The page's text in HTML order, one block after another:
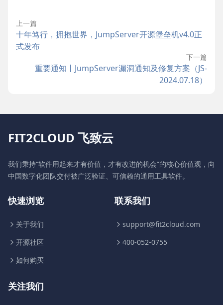
上一篇
十年笃行，拥抱世界，JumpServer开源堡垒机v4.0正
式发布
下一篇
重要通知丨JumpServer漏洞通知及修复方案（JS-
2024.07.18）
FIT2CLOUD 飞致云
我们秉持“软件用起来才有价值，才有改进的机会”的核心价值观，向
中国数字化团队交付被广泛验证、可信赖的通用工具软件。
快速浏览
关于我们
开源社区
如何购买
联系我们
support@fit2cloud.com
400-052-0755
关注我们